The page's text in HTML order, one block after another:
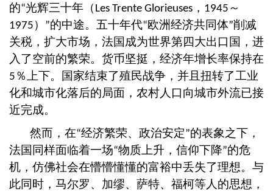
的“光辉三十年（ Les Trente Glorieuses ， 1945 ～
1975 ） ”的中途。五十年代“欧洲经济共同体”削减
关税，扩大市场，法国成为世界第四大出口国，进
入了空前的繁荣。货币坚挺，经济年增长率保持在
5 ％上下。国家结束了殖民战争，并且扭转了工业
化和城市化落后的局面，农村人口向城市外流已接
近完成。
然而，在“经济繁荣、政治安定”的表象之下，
法国同样面临着一场“物质上升，信仰下降”的危
机，仿佛社会在懵懵懂懂的富裕中丢失了理想。与
此同时，马尔罗、加缪、萨特、福柯等人的思想，